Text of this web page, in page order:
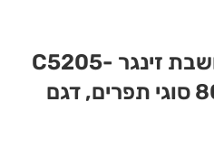
מכונת תפירה ממוחשבת זינגר C5205-
TQ עם שולחן! עם 80 סוגי תפרים, דגם